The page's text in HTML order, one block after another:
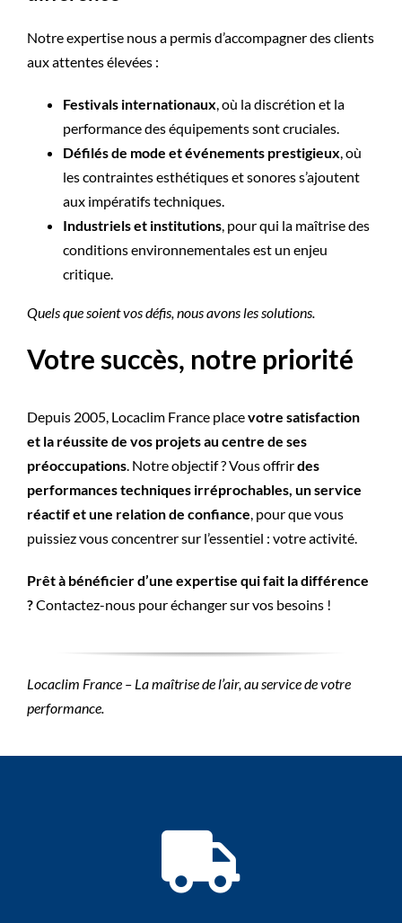
Notre expertise nous a permis d’accompagner des clients
aux attentes élevées :
Festivals internationaux, où la discrétion et la
performance des équipements sont cruciales.
Défilés de mode et événements prestigieux, où
les contraintes esthétiques et sonores s’ajoutent
aux impératifs techniques.
Industriels et institutions, pour qui la maîtrise des
conditions environnementales est un enjeu
critique.
Quels que soient vos défis, nous avons les solutions.
Votre succès, notre priorité
Depuis 2005, Locaclim France placevotre satisfaction
et la réussite de vos projets au centre de ses
préoccupations. Notre objectif ? Vous offrirdes
performances techniques irréprochables, un service
réactif et une relation de confiance, pour que vous
puissiez vous concentrer sur l’essentiel : votre activité.
Prêt à bénéficier d’une expertise qui fait la différence
?Contactez-nouspour échanger sur vos besoins !
Locaclim France – La maîtrise de l’air, au service de votre
performance.